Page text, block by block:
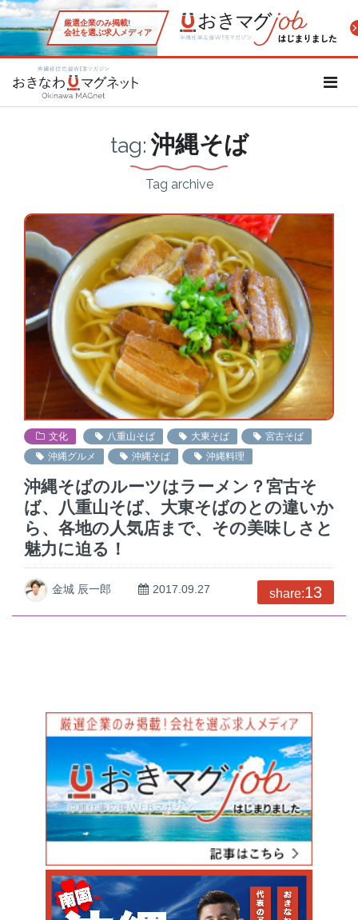
厳選企業のみ掲載!
会社を選ぶ求人メディア
tag: 沖縄そば
Tag archive
文化 八重山そば 大東そば
宮古そば
沖縄グルメ
沖縄そば 沖縄料理
沖縄そばのルーツはラーメン？宮古そ
ば、八重山そば、大東そばのとの違いか
ら、各地の人気店まで、その美味しさと
魅力に迫る！
金城 辰一郎 2017.09.27 share:13